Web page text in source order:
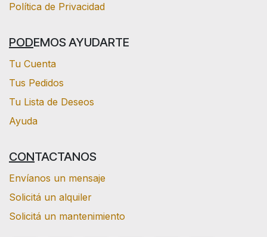
Política de Privacidad
PODEMOS AYUDARTE
Tu Cuenta
Tus Pedidos
Tu Lista de Deseos
Ayuda
CONTACTANOS
Envíanos un mensaje
Solicitá un alquiler
Solicitá un mantenimiento